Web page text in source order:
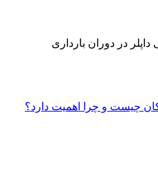
در دوران بارداری
و چرا اهمیت دارد؟